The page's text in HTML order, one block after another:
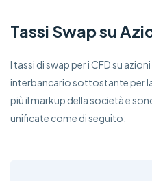
Tassi Swap su
I tassi di swap per i CFD su
interbancario sottostante per
più il markup della società e
unificate come di seguito: